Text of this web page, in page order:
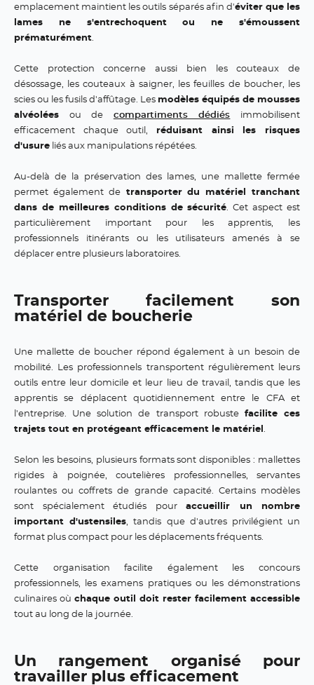
emplacement maintient les outils séparés afin d'éviter que les
lames ne s'entrechoquent ou ne s'émoussent
prématurément.
Cette protection concerne aussi bien les couteaux de
désossage, les couteaux à saigner, les feuilles de boucher, les
scies ou les fusils d'affûtage. Les modèles équipés de mousses
alvéolées ou de compartiments dédiés immobilisent
efficacement chaque outil, réduisant ainsi les risques
d'usure liés aux manipulations répétées.
Au-delà de la préservation des lames, une mallette fermée
permet également detransporter du matériel tranchant
dans de meilleures conditions de sécurité. Cet aspect est
particulièrement important pour les apprentis, les
professionnels itinérants ou les utilisateurs amenés à se
déplacer entre plusieurs laboratoires.
Transporter facilement son
matériel de boucherie
Une mallette de boucher répond également à un besoin de
mobilité. Les professionnels transportent régulièrement leurs
outils entre leur domicile et leur lieu de travail, tandis que les
apprentis se déplacent quotidiennement entre le CFA et
l'entreprise. Une solution de transport robuste facilite ces
trajets tout en protégeant efficacement le matériel .
Selon les besoins, plusieurs formats sont disponibles : mallettes
rigides à poignée, coutelières professionnelles, servantes
roulantes ou coffrets de grande capacité. Certains modèles
sont spécialement étudiés pour accueillir un nombre
important d'ustensiles, tandis que d'autres privilégient un
format plus compact pour les déplacements fréquents.
Cette organisation facilite également les concours
professionnels, les examens pratiques ou les démonstrations
culinaires où chaque outil doit rester facilement accessible
tout au long de la journée.
Un rangement organisé pour
travailler plus efficacement